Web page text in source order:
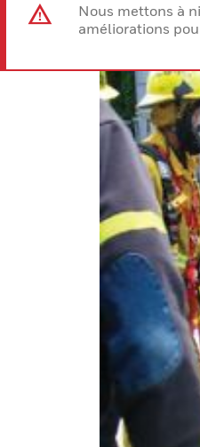
Nous mettons à
améliorations